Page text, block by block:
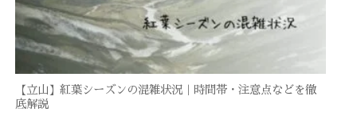
【立山】紅葉シーズンの混雑状況｜時間帯・注意点などを徹
底解説